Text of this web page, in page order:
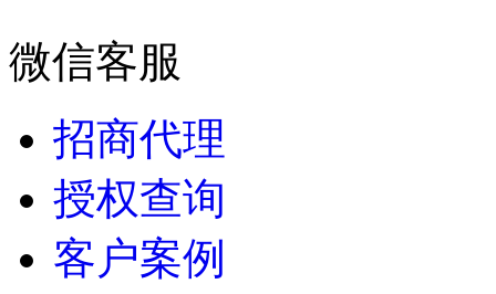
微信客服
招商代理
授权查询
客户案例